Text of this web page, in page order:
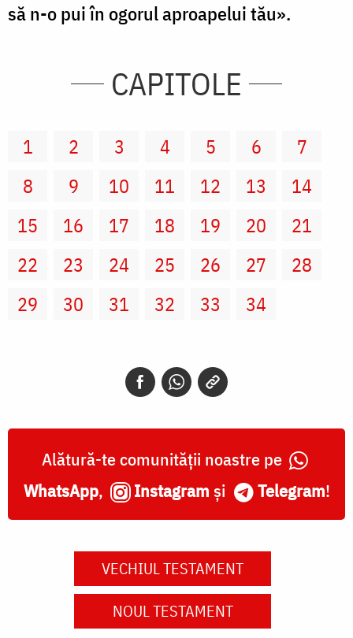
să n-o pui în ogorul aproapelui tău».
CAPITOLE
1 2 3 4 5 6
7
8
9 10 11 12 13
14
15
16 17 18 19 20
21
22
23 24 25 26 27
28
29
30 31 32 33 34
Alătură-te comunității noastre pe
WhatsApp, Instagram și Telegram!
VECHIUL TESTAMENT
NOUL TESTAMENT